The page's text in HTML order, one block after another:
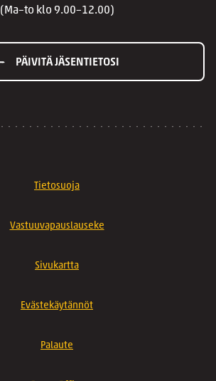
(Ma–to klo 9.00–12.00)
PÄIVITÄ JÄSENTIETOSI
Tietosuoja
Vastuuvapauslauseke
Sivukartta
Evästekäytännöt
Palaute